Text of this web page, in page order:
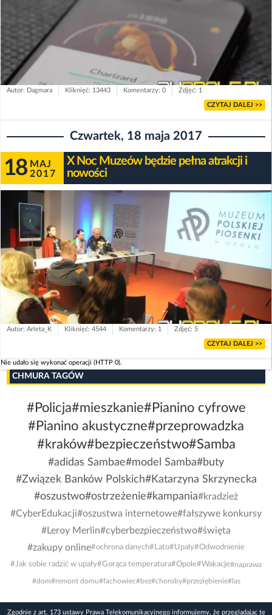
Autor: Dagmara Kliknięć: 13443 Komentarzy: 0 Zdjęć: 1
CZYTAJ DALEJ >>
Czwartek, 18 maja 2017
18 MAJ
2017
X Noc Muzeów będzie pełna atrakcji i
nowości
Autor: Arleta_K Kliknięć: 4544 Komentarzy: 1 Zdjęć: 5
CZYTAJ DALEJ >>
Nie udało się wykonać operacji (HTTP 0).
CHMURA TAGÓW
#Policja#mieszkanie#Pianino cyfrowe
#Pianino akustyczne#przeprowadzka
#kraków#bezpieczeństwo#Samba
#adidas Sambae#model Samba#buty
#Związek Banków Polskich#Katarzyna Skrzynecka
#oszustwo#ostrzeżenie#kampania#kradzież
#CyberEdukacji#oszustwa internetowe#fałszywe konkursy
#Leroy Merlin#cyberbezpieczeństwo#święta
#zakupy online#ochrona danych#Lato#Upaly#Odwodnienie
#Jak sobie radzić w upały#Gorąca temperatura#Opole#Wakacje#naprawa
#dom#remont domu#fachowiec#bez#choroby#przeziębienie#las
Zgodnie z art. 173 ustawy Prawa Telekomunikacyjnego informujemy, że przeglądając tę